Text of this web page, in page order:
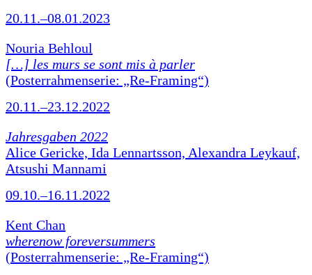
20.11.–08.01.2023
Nouria Behloul
[…] les murs se sont mis à parler
(Posterrahmenserie: „Re-Framing“)
20.11.–23.12.2022
Jahresgaben 2022
Alice Gericke, Ida Lennartsson, Alexandra Leykauf,
Atsushi Mannami
09.10.–16.11.2022
Kent Chan
wherenow foreversummers
(Posterrahmenserie: „Re-Framing“)